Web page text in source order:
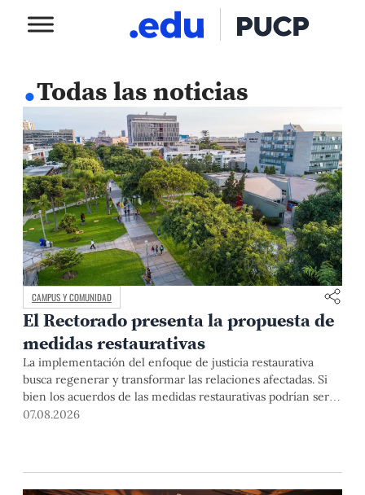
.Todas las noticias
CAMPUS Y COMUNIDAD
El Rectorado presenta la propuesta de
medidas restaurativas
La implementación del enfoque de justicia restaurativa
busca regenerar y transformar las relaciones afectadas. Si
bien los acuerdos de las medidas restaurativas podrían ser
considerados por las instancias disciplinarias, este proceso
07.08.2026